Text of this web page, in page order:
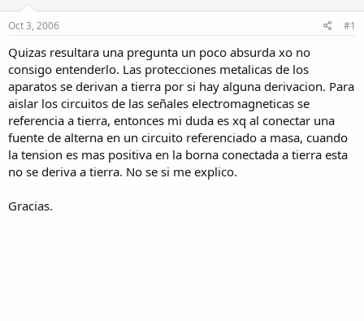
n
c
i
o
Oct 3, 2006 #1
Quizas resultara una pregunta un poco absurda xo no
consigo entenderlo. Las protecciones metalicas de los
aparatos se derivan a tierra por si hay alguna derivacion. Para
aislar los circuitos de las señales electromagneticas se
referencia a tierra, entonces mi duda es xq al conectar una
fuente de alterna en un circuito referenciado a masa, cuando
la tension es mas positiva en la borna conectada a tierra esta
no se deriva a tierra. No se si me explico.
Gracias.